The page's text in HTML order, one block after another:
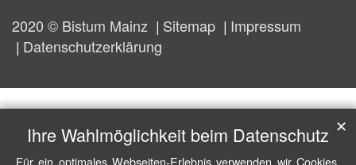
2020 © Bistum Mainz Sitemap
Impressum
Datenschutzerklärung
Ihre Wahlmöglichkeit beim Datenschutz
Für ein optimales Webseiten-Erlebnis verwenden wir Cookies,
✕